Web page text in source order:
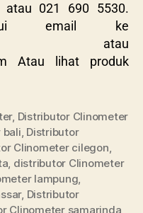
atau 021 690 5530.
email ke
atau
Atau lihat produk
, Distributor Clinometer
bali, Distributor
Clinometer cilegon,
, distributor Clinometer
lampung,
, Distributor
Clinometer samarinda